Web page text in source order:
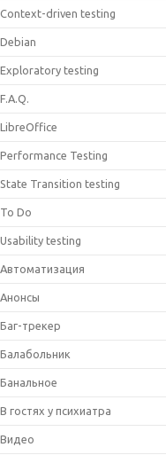
Context-driven testing
Debian
Exploratory testing
F.A.Q.
LibreOffice
Performance Testing
State Transition testing
To Do
Usability testing
Автоматизация
Анонсы
Баг-трекер
Балабольник
Банальное
В гостях у психиатра
Видео